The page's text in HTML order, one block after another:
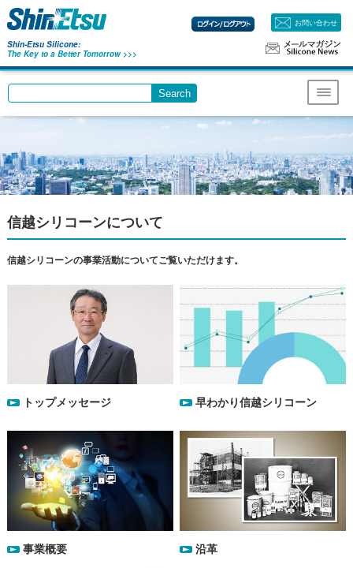
Shin-Etsu Silicone:
The Key to a Better Tomorrow >>>
お問い合わせ
Write your search query here
Search
Menu
信越シリコーンについて
信越シリコーンの事業活動についてご覧いただけます。
トップメッセージ 早わかり信越シリコーン
事業概要 沿革